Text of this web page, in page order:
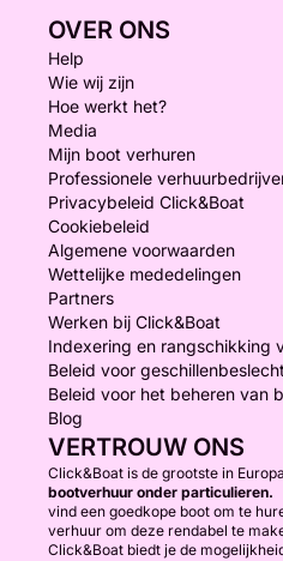
OVER ONS
Help
Wie wij zijn
Hoe werkt het?
Media
Mijn boot verhuren
Professionele
Privacybeleid Click&Boat
Cookiebeleid
Algemene voorwaarden
Wettelijke mededelingen
Partners
Werken bij Click&Boat
Indexering en rangschikking
Beleid voor
Beleid voor het beheren van
Blog
VERTROUW ONS
Click&Boat is de grootste in
bootverhuur onder particulieren.
vind een goedkope boot om te
verhuur om deze rendabel te
Click&Boat biedt je de